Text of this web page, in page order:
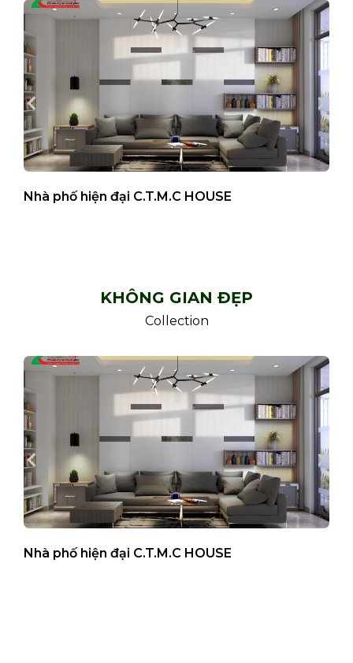
Nhà phố hiện đại C.T.M.C HOUSE
KHÔNG GIAN ĐẸP
Collection
Nhà phố hiện đại C.T.M.C HOUSE